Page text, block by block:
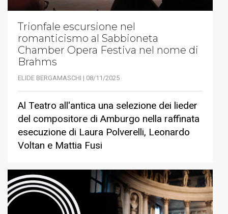
Trionfale escursione nel
romanticismo al Sabbioneta
Chamber Opera Festiva nel nome di
Brahms
ELIDE BERGAMASCHI | 08/11/2025
Al Teatro all'antica una selezione dei lieder
del compositore di Amburgo nella raffinata
esecuzione di Laura Polverelli, Leonardo
Voltan e Mattia Fusi